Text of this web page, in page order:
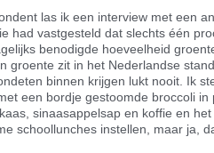
las ik een interview met een
had vastgesteld dat slechts één
benodigde hoeveelheid
groente zit in het Nederlandse
binnen krijgen lukt nooit. Ik
een bordje gestoomde broccoli in
sinaasappelsap en koffie en
schoollunches instellen, maar ja,